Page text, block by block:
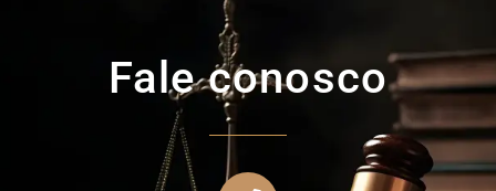
Fale conosco